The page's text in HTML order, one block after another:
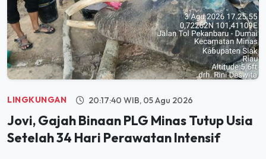
LINGKUNGAN 20:17:40 WIB, 05 Agu 2026
Jovi, Gajah Binaan PLG Minas Tutup Usia
Setelah 34 Hari Perawatan Intensif